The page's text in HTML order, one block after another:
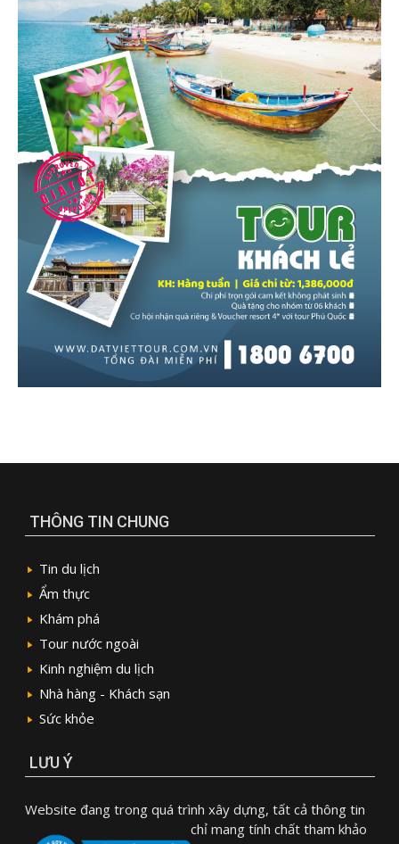
THÔNG TIN CHUNG
Tin du lịch
Ẩm thực
Khám phá
Tour nước ngoài
Kinh nghiệm du lịch
Nhà hàng - Khách sạn
Sức khỏe
LƯU Ý
Website đang trong quá trình xây dựng, tất cả thông tin
chỉ mang tính chất tham khảo